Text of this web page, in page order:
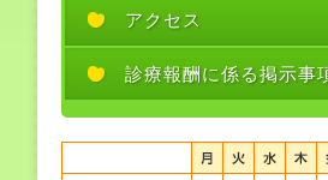
アクセス
診療報酬に係る掲示事